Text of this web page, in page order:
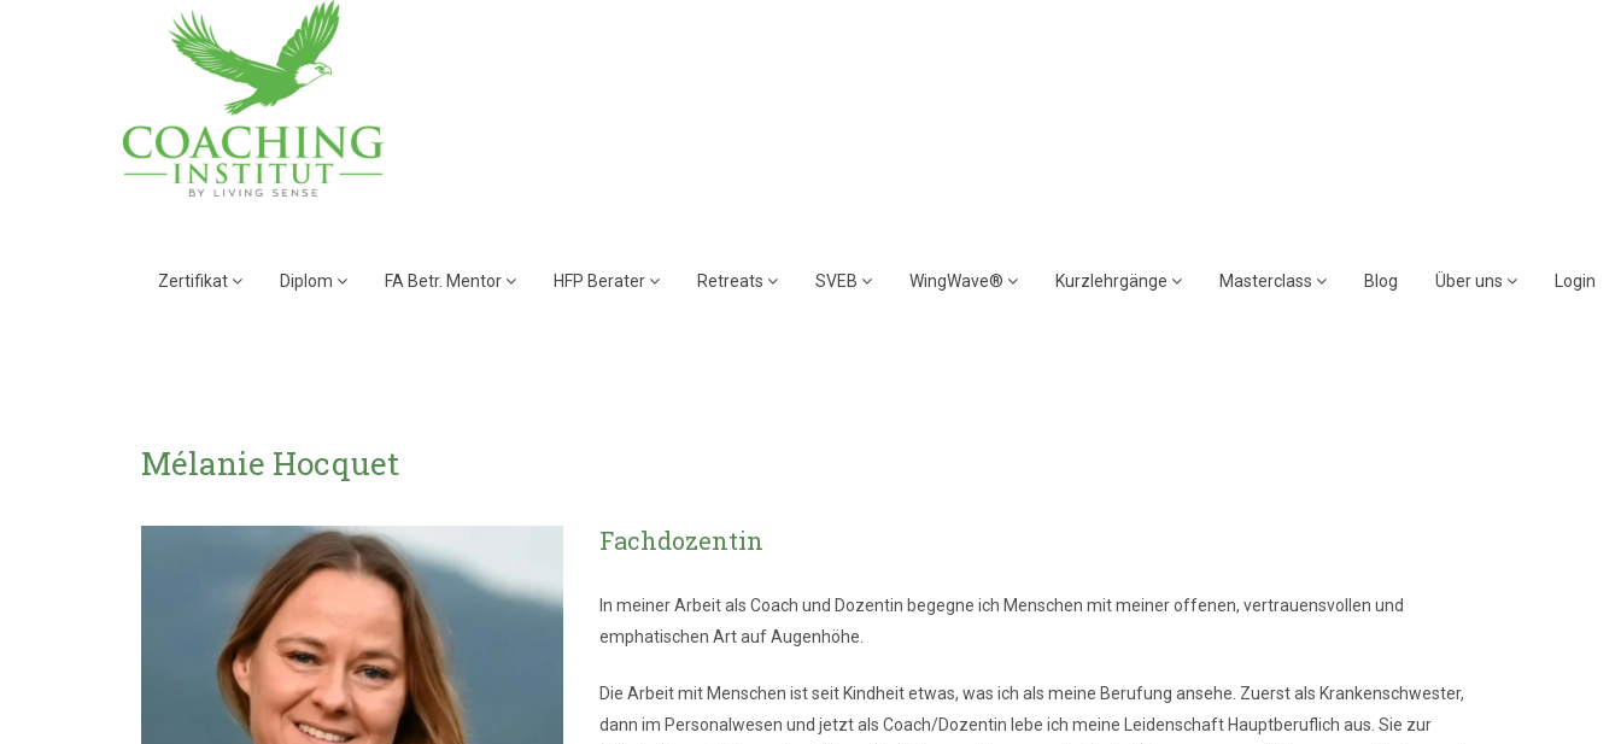
Zertifikat Diplom FA Betr. Mentor HFP Berater Retreats SVEB WingWave® Kurzlehrgänge Masterclass Blog Über uns Login
Mélanie Hocquet
Fachdozentin
In meiner Arbeit als Coach und Dozentin begegne ich Menschen mit meiner offenen, vertrauensvollen und
emphatischen Art auf Augenhöhe.
Die Arbeit mit Menschen ist seit Kindheit etwas, was ich als meine Berufung ansehe. Zuerst als Krankenschwester,
dann im Personalwesen und jetzt als Coach/Dozentin lebe ich meine Leidenschaft Hauptberuflich aus. Sie zur